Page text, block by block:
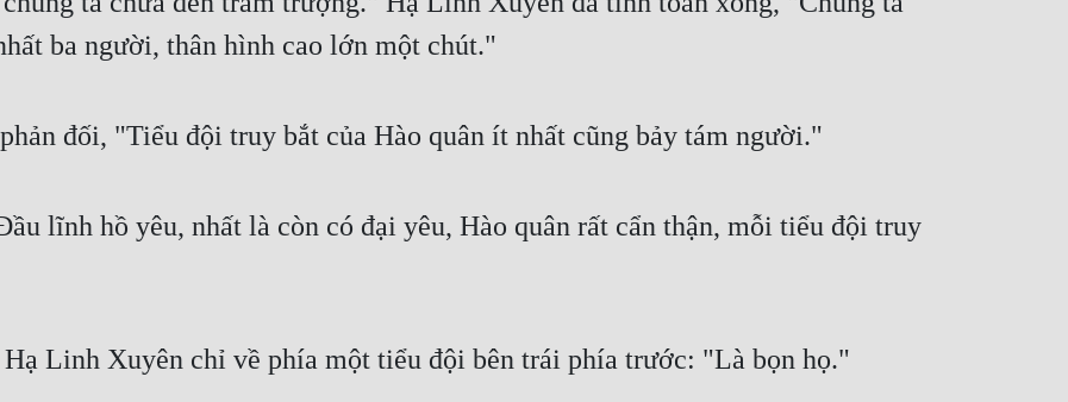
ba người, thân hình cao lớn một chút."
đối, "Tiểu đội truy bắt của Hào quân ít nhất cũng bảy tám người."
lĩnh hồ yêu, nhất là còn có đại yêu, Hào quân rất cẩn thận, mỗi tiểu đội truy
Linh Xuyên chỉ về phía một tiểu đội bên trái phía trước: "Là bọn họ."